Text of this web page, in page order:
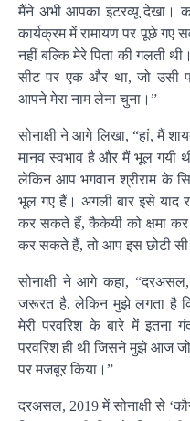
मैंने अभी आपका इंटरव्यू देखा।
कार्यक्रम में रामायण पर पूछे गए
नहीं बल्कि मेरे पिता की गलती
सीट पर एक और था, जो उसी
आपने मेरा नाम लेना चुना।”
सोनाक्षी ने आगे लिखा, “हां, मैं
मानव स्वभाव है और मैं भूल गयी
लेकिन आप भगवान श्रीराम के
भूल गए हैं। अगली बार इसे याद
कर सकते हैं, कैकेयी को क्षमा कर
कर सकते हैं, तो आप इस छोटी
सोनाक्षी ने आगे कहा,
जरूरत है, लेकिन मुझे लगता है
मेरी परवरिश के बारे में इतना
परवरिश ही थी जिसने मुझे आज
पर मजबूर किया।”
दरअसल, 2019 में सोनाक्षी से